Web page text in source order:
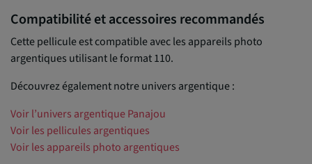
Compatibilité et accessoires recommandés
Cette pellicule est compatible avec les appareils photo
argentiques utilisant le format 110.
Découvrez également notre univers argentique :
Voir l’univers argentique Panajou
Voir les pellicules argentiques
Voir les appareils photo argentiques